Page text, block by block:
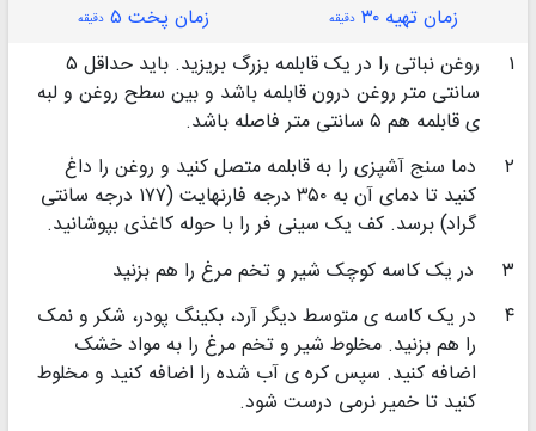
زمان تهیه ۳۰ دقیقه زمان پخت ۵ دقیقه
۱
روغن نباتی را در یک قابلمه بزرگ بریزید. باید حداقل ۵
سانتی متر روغن درون قابلمه باشد و بین سطح روغن و لبه
ی قابلمه هم ۵ سانتی متر فاصله باشد.
۲
دما سنج آشپزی را به قابلمه متصل کنید و روغن را داغ
کنید تا دمای آن به ۳۵۰ درجه فارنهایت (۱۷۷ درجه سانتی
گراد) برسد. کف یک سینی فر را با حوله کاغذی بپوشانید.
۳
در یک کاسه کوچک شیر و تخم مرغ را هم بزنید
۴
در یک کاسه ی متوسط دیگر آرد، بکینگ پودر، شکر و نمک
را هم بزنید. مخلوط شیر و تخم مرغ را به مواد خشک
اضافه کنید. سپس کره ی آب شده را اضافه کنید و مخلوط
کنید تا خمیر نرمی درست شود.